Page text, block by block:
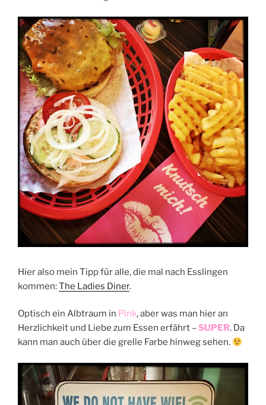
Hier also mein Tipp für alle, die mal nach Esslingen
kommen:The Ladies Diner.
Optisch ein Albtraum in Pink, aber was man hier an
Herzlichkeit und Liebe zum Essen erfährt –SUPER. Da
kann man auch über die grelle Farbe hinweg sehen.